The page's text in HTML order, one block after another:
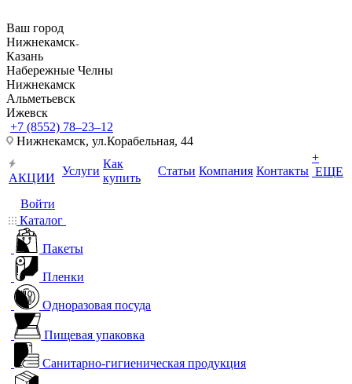
Ваш город
Нижнекамск
Казань
Набережные Челны
Нижнекамск
Альметьевск
Ижевск
+7 (8552) 78‒23‒12
Нижнекамск, ​ул.Корабельная, 44
АКЦИИ
Услуги
Как
купить
Статьи Компания Контакты
+
ЕЩЕ
Войти
Каталог
Пакеты
Пленки
Одноразовая посуда
Пищевая упаковка
Санитарно-гигиеническая продукция